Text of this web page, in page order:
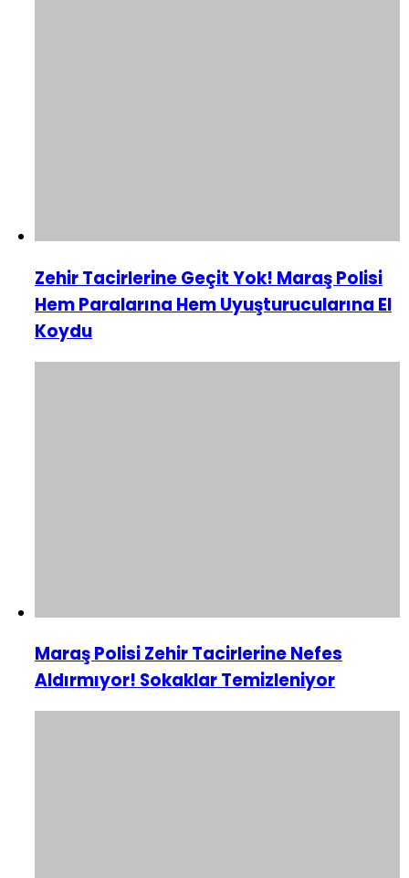
Zehir Tacirlerine Geçit Yok! Maraş Polisi
Hem Paralarına Hem Uyuşturucularına El
Koydu
Maraş Polisi Zehir Tacirlerine Nefes
Aldırmıyor! Sokaklar Temizleniyor